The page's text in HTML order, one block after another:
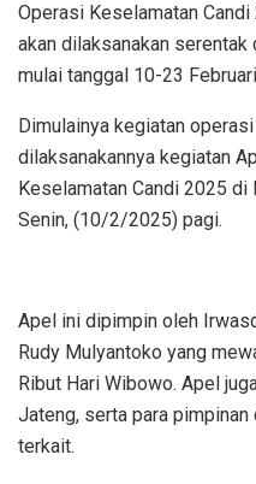
Operasi Keselamatan
akan dilaksanakan serentak
mulai tanggal 10-23
Dimulainya kegiatan
dilaksanakannya kegiatan
Keselamatan Candi 2025
Senin, (10/2/2025) pagi.
Apel ini dipimpin oleh
Rudy Mulyantoko yang
Ribut Hari Wibowo. Apel
Jateng, serta para
terkait.